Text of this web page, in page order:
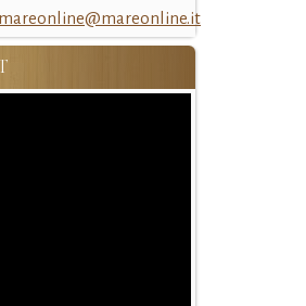
mareonline@mareonline.it